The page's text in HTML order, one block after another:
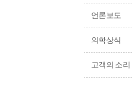
언론보도
의학상식
고객의 소리